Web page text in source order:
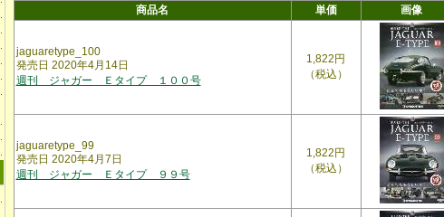
商品名
単価 画像
jaguaretype_100
発売日 2020年4月14日
週刊 ジャガー Ｅタイプ １００号
1,822円
（税込）
jaguaretype_99
発売日 2020年4月7日
週刊 ジャガー Ｅタイプ ９９号
1,822円
（税込）